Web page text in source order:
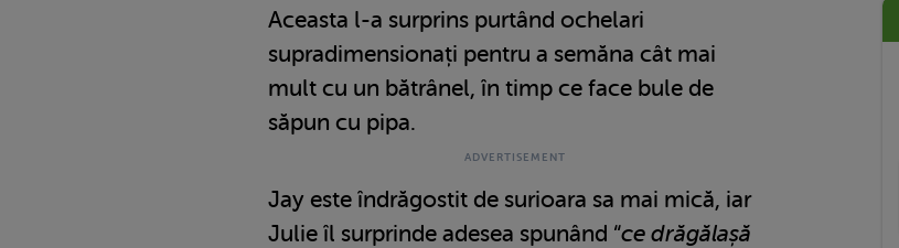
Aceasta l-a surprins purtând ochelari
supradimensionați pentru a semăna cât mai
mult cu un bătrânel, în timp ce face bule de
săpun cu pipa.
Jay este îndrăgostit de surioara sa mai mică, iar
Julie îl surprinde adesea spunând “ce drăgălașă